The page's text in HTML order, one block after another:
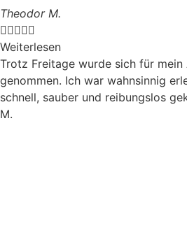
Theodor M.

Weiterlesen
Trotz Freitage wurde sich für mein
genommen. Ich war wahnsinnig
schnell, sauber und reibungslos
M.